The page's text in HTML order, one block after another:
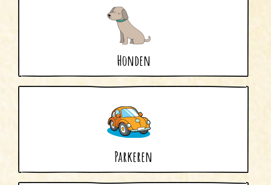
Honden
Parkeren